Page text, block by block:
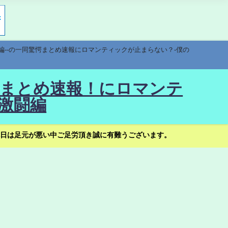
の一同驚愕まとめ速報にロマンティックが止まらない？-僕の
とめ速報！にロマンテ
闘編
足元が悪い中ご足労頂き誠に有難うございます。